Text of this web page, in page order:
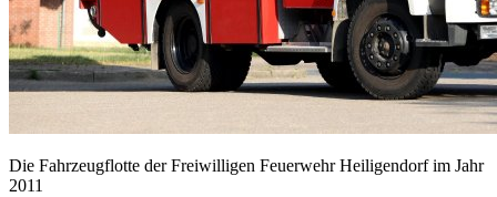
Die Fahrzeugflotte der Freiwilligen Feuerwehr Heiligendorf im Jahr
2011